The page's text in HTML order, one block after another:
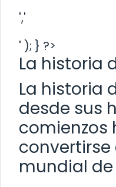
','
' ); } ?>
La historia
La historia
desde sus
comienzos
mundial